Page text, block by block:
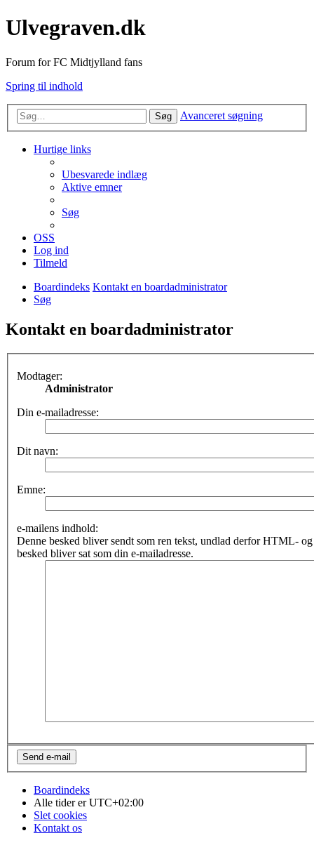
Ulvegraven.dk
Forum for FC Midtjylland fans
Spring til indhold
Søg Avanceret søgning
Hurtige links
Ubesvarede indlæg
Aktive emner
Søg
OSS
Log ind
Tilmeld
Boardindeks Kontakt en boardadministrator
Søg
Kontakt en boardadministrator
Modtager:
Administrator
Din e-mailadresse:
Dit navn:
Emne:
e-mailens indhold:
Denne besked bliver sendt som ren tekst, undlad derfor HTML-
besked bliver sat som din e-mailadresse.
Boardindeks
Alle tider erUTC+02:00
Slet cookies
Kontakt os